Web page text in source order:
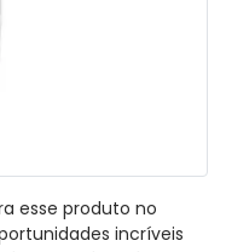
esse produto no
incríveis